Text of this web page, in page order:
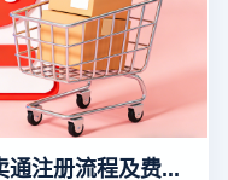
速卖通注册入口在哪里？速卖通注册流程及费用标准